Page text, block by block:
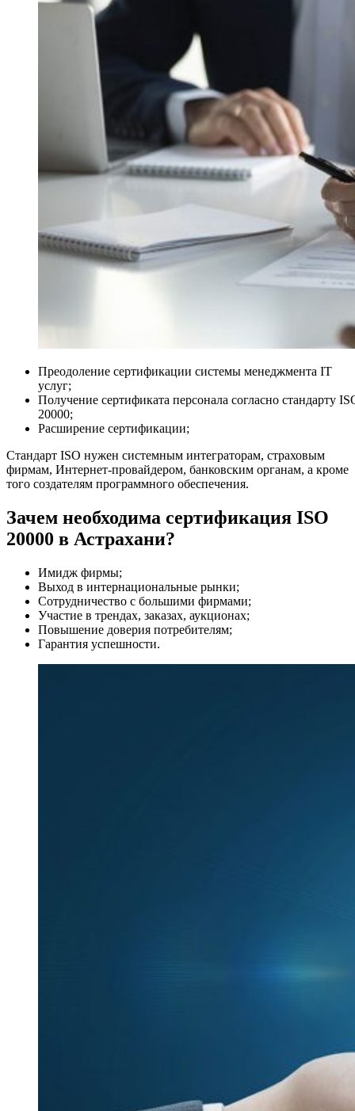
Преодоление сертификации системы менеджмента IT
услуг;
Получение сертификата персонала согласно стандарту
20000;
Расширение сертификации;
Стандарт ISO нужен системным интеграторам, страховым
фирмам, Интернет-провайдером, банковским органам, а кроме
того создателям программного обеспечения.
Зачем необходима сертификация ISO
20000 в Астрахани?
Имидж фирмы;
Выход в интернациональные рынки;
Сотрудничество с большими фирмами;
Участие в трендах, заказах, аукционах;
Повышение доверия потребителям;
Гарантия успешности.